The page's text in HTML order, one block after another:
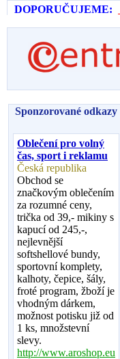
DOPORUČUJEME:
Sponzorované odkazy
Oblečení pro volný
čas, sport i reklamu
Česká republika
Obchod se
značkovým oblečením
za rozumné ceny,
trička od 39,- mikiny s
kapucí od 245,-,
nejlevnější
softshellové bundy,
sportovní komplety,
kalhoty, čepice, šály,
froté program, žboží je
vhodným dárkem,
možnost potisku již od
1 ks, množstevní
slevy.
http://www.aroshop.eu